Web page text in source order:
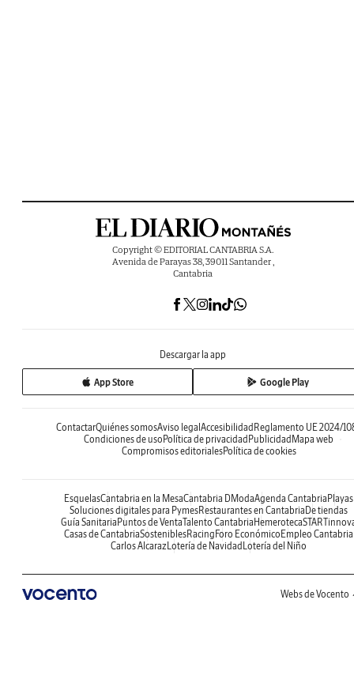
Copyright © EDITORIAL CANTABRIA S.A.
Avenida de Parayas 38, 39011 Santander ,
Cantabria
Descargar la app
App Store Google Play
ContactarQuiénes somosAviso legal Accesibilidad Reglamento UE 2024/
Condiciones de uso Política de privacidad Publicidad Mapa web
Compromisos editorialesPolítica de cookies
EsquelasCantabria en la MesaCantabria DModaAgenda Cantabria Playas
Soluciones digitales para PymesRestaurantes en Cantabria De tiendas
Guía Sanitaria Puntos de VentaTalento Cantabria Hemeroteca
Casas de CantabriaSosteniblesRacing Foro Económico Empleo Cantabria
Carlos AlcarazLotería de Navidad Lotería del Niño
Webs de Vocento